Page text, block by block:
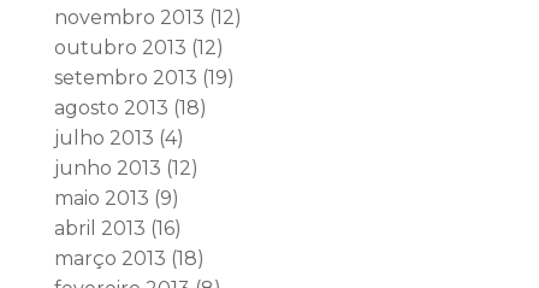
novembro 2013 (12)
outubro 2013 (12)
setembro 2013 (19)
agosto 2013 (18)
julho 2013 (4)
junho 2013 (12)
maio 2013 (9)
abril 2013 (16)
março 2013 (18)